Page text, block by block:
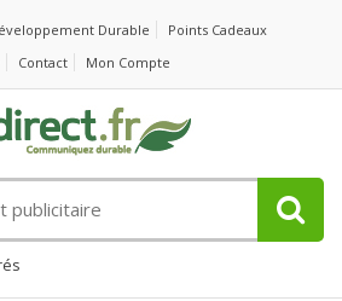
Durable
Points Cadeaux
Contact Mon Compte